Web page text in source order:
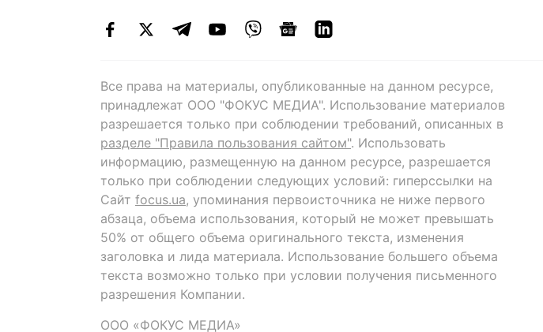
Все права на материалы, опубликованные на данном ресурсе,
принадлежат ООО "ФОКУС МЕДИА". Использование материалов
разрешается только при соблюдении требований, описанных в
разделе "Правила пользования сайтом". Использовать
информацию, размещенную на данном ресурсе, разрешается
только при соблюдении следующих условий: гиперссылки на
Сайт focus.ua, упоминания первоисточника не ниже первого
абзаца, объема использования, который не может превышать
50% от общего объема оригинального текста, изменения
заголовка и лида материала. Использование большего объема
текста возможно только при условии получения письменного
разрешения Компании.
ООО «ФОКУС МЕДИА»